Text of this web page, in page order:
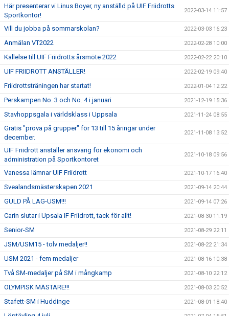
Här presenterar vi Linus Boyer, ny anställd på UIF Friidrotts
Sportkontor!
2022-03-14 11:57
Vill du jobba på sommarskolan? 2022-03-03 16:23
Anmälan VT2022 2022-02-28 10:00
Kallelse till UIF Friidrotts årsmöte 2022 2022-02-22 20:10
UIF FRIIDROTT ANSTÄLLER! 2022-02-19 09:40
Friidrottsträningen har startat! 2022-01-04 12:22
Perskampen No. 3 och No. 4 i januari 2021-12-19 15:36
Stavhoppsgala i världsklass i Uppsala 2021-11-24 08:55
Gratis "prova på grupper" för 13 till 15 åringar under
december.
2021-11-08 13:52
UIF Friidrott anställer ansvarig för ekonomi och
administration på Sportkontoret
2021-10-18 09:56
Vanessa lämnar UIF Friidrott 2021-10-17 16:40
Svealandsmästerskapen 2021 2021-09-14 20:44
GULD PÅ LAG-USM!!! 2021-09-14 07:26
Carin slutar i Upsala IF Friidrott, tack för allt! 2021-08-30 11:19
Senior-SM 2021-08-29 22:11
JSM/USM15 - tolv medaljer!! 2021-08-22 21:34
USM 2021 - fem medaljer 2021-08-16 10:38
Två SM-medaljer på SM i mångkamp 2021-08-10 22:12
OLYMPISK MÄSTARE!!! 2021-08-03 20:52
Stafett-SM i Huddinge 2021-08-01 18:40